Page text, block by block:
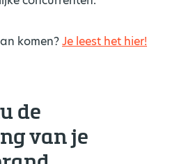
komen?Je leest het hier!
de
van je